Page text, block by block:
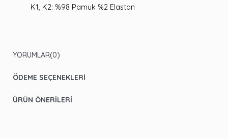
K1, K2: %98 Pamuk %2 Elastan
YORUMLAR(0)
ÖDEME SEÇENEKLERI
ÜRÜN ÖNERILERI